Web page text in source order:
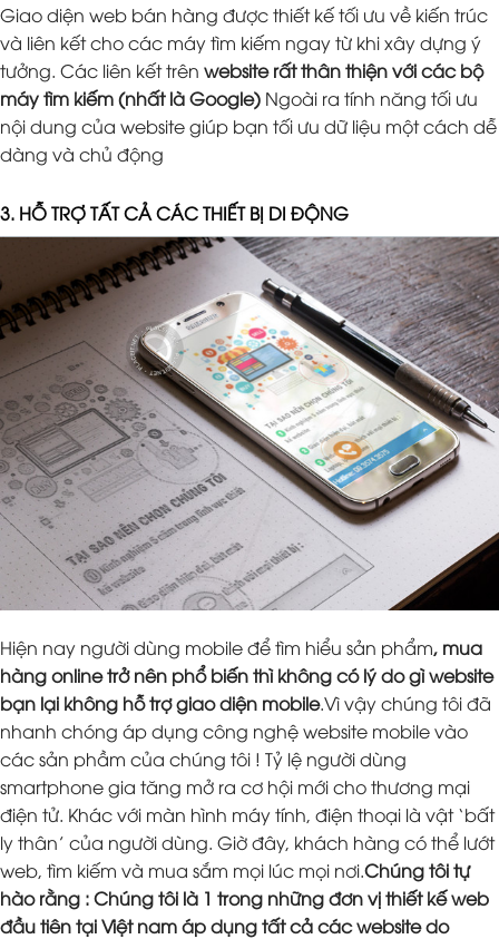
Giao diện web bán hàng được thiết kế tối ưu về kiến trúc
và liên kết cho các máy tìm kiếm ngay từ khi xây dựng ý
tưởng. Các liên kết trên website rất thân thiện với các bộ
máy tìm kiếm (nhất là Google) Ngoài ra tính năng tối ưu
nội dung của website giúp bạn tối ưu dữ liệu một cách dễ
dàng và chủ động
3. HỖ TRỢ TẤT CẢ CÁC THIẾT BỊ DI ĐỘNG
Hiện nay người dùng mobile để tìm hiểu sản phẩm, mua
hàng online trở nên phổ biến thì không có lý do gì website
bạn lại không hỗ trợ giao diện mobile.Vì vậy chúng tôi đã
nhanh chóng áp dụng công nghệ website mobile vào
các sản phầm của chúng tôi ! Tỷ lệ người dùng
smartphone gia tăng mở ra cơ hội mới cho thương mại
điện tử. Khác với màn hình máy tính, điện thoại là vật ‘bất
ly thân’ của người dùng. Giờ đây, khách hàng có thể lướt
web, tìm kiếm và mua sắm mọi lúc mọi nơi.Chúng tôi tự
hào rằng : Chúng tôi là 1 trong những đơn vị thiết kế web
đầu tiên tại Việt nam áp dụng tất cả các website do